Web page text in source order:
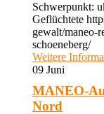
Schwerpunkt:
Geflüchtete
gewalt/maneo-
schoeneberg/
Weitere
09 Juni
MANEO-
Nord